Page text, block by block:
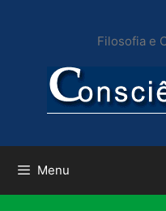
conteúdo
Filosofia e
Menu